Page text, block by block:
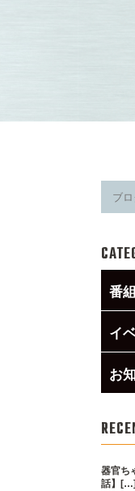
番
イ
お
器官ち
話】[…]